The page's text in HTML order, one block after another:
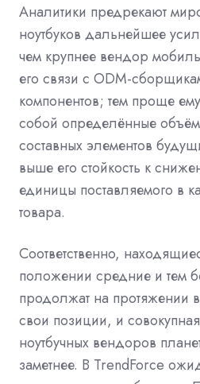
Аналитики предрекают
ноутбуков дальнейшее
чем крупнее вендор
его связи с ODM-
компонентов; тем проще
собой определённые
составных элементов
выше его стойкость к
единицы поставляемого в
товара.
Соответственно,
положении средние и тем
продолжат на протяжении
свои позиции, и
ноутбучных вендоров
заметнее. В TrendForce